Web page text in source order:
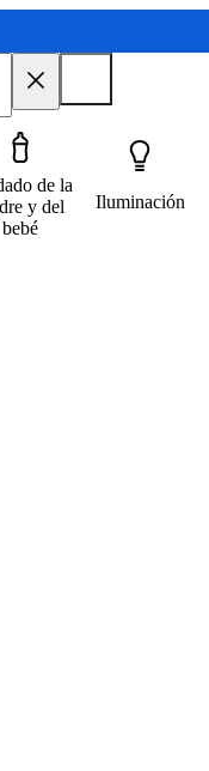
de la
y del
bebé
Iluminación